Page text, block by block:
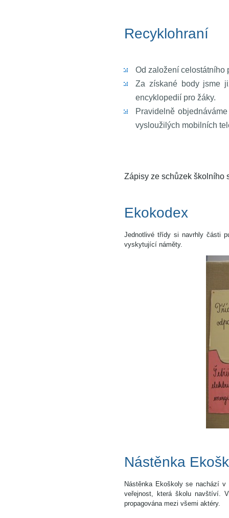
Od založení celostátního
Za získané body jsme
encyklopedií pro žáky.
Pravidelně
vysloužilých mobilních
Zápisy ze schůzek školního
Ekokodex
Jednotlivé třídy si navrhly části
vyskytující náměty.
Nástěnka
Nástěnka Ekoškoly se nachází
veřejnost, která školu navštíví.
propagována mezi všemi aktéry.